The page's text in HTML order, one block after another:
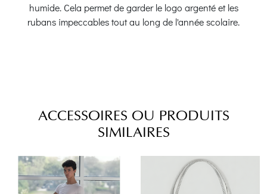
humide. Cela permet de garder le logo argenté et les
rubans impeccables tout au long de l'année scolaire.
ACCESSOIRES OU PRODUITS
SIMILAIRES